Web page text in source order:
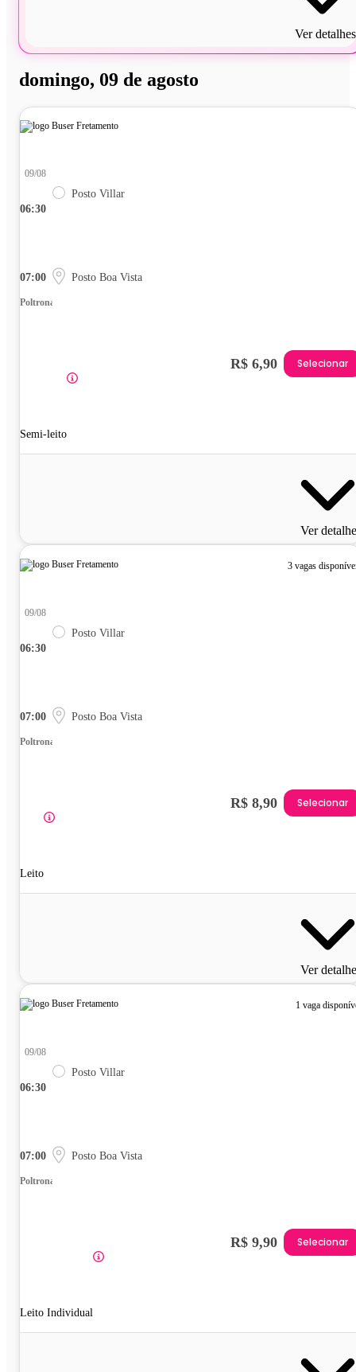
Ver detalhes
domingo, 09 de agosto
06:30
09/08
Posto Villar
07:00 Posto Boa Vista
Poltrona
Semi-leito
R$ 6,90 Selecionar
Ver
3 vagas
06:30
09/08
Posto Villar
07:00 Posto Boa Vista
Poltrona
Leito
R$ 8,90 Selecionar
Ver
1 vaga
06:30
09/08
Posto Villar
07:00 Posto Boa Vista
Poltrona
Leito Individual
R$ 9,90 Selecionar